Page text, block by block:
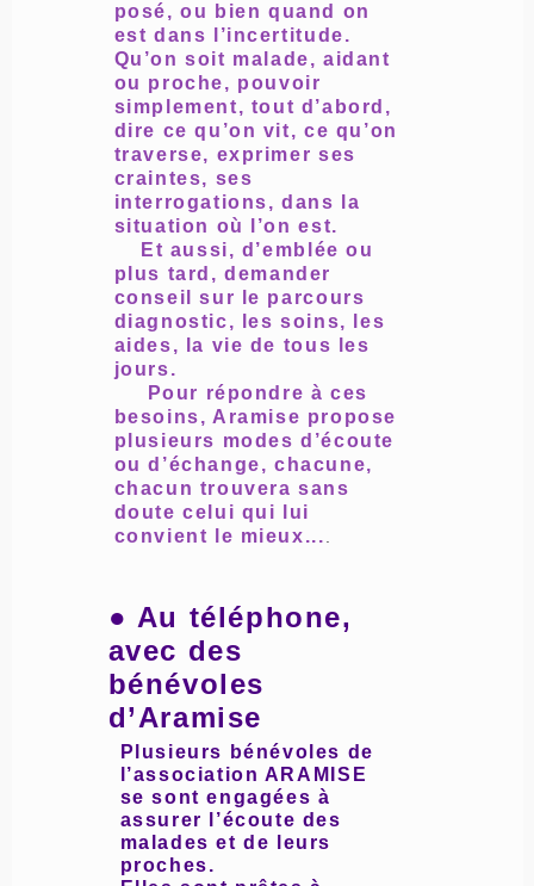
posé, ou bien quand on
est dans l’incertitude.
Qu’on soit malade, aidant
ou proche, pouvoir
simplement, tout d’abord,
dire ce qu’on vit, ce qu’on
traverse, exprimer ses
craintes, ses
interrogations, dans la
situation où l’on est.
Et aussi, d’emblée ou
plus tard, demander
conseil sur le parcours
diagnostic, les soins, les
aides, la vie de tous les
jours.
Pour répondre à ces
besoins, Aramise propose
plusieurs modes d’écoute
ou d’échange, chacune,
chacun trouvera sans
doute celui qui lui
convient le mieux...
● Au téléphone,
avec des
bénévoles
d’Aramise
Plusieurs bénévoles de
l’association ARAMISE
se sont engagées à
assurer l’écoute des
malades et de leurs
proches.